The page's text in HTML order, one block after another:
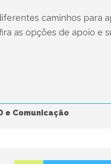
caminhos para
as opções de apoio e
e Comunicação